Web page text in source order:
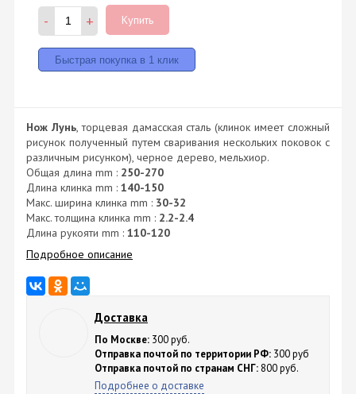
- + Купить
Нож Лунь, торцевая дамасская сталь (клинок имеет сложный
рисунок полученный путем сваривания нескольких поковок с
различным рисунком), черное дерево, мельхиор.
Общая длина mm : 250-270
Длина клинка mm : 140-150
Макс. ширина клинка mm : 30-32
Макс. толщина клинка mm : 2.2-2.4
Длина рукояти mm : 110-120
Подробное описание
Доставка
По Москве: 300 руб.
Отправка почтой по территории РФ: 300 руб
Отправка почтой по странам СНГ: 800 руб.
Подробнее о доставке